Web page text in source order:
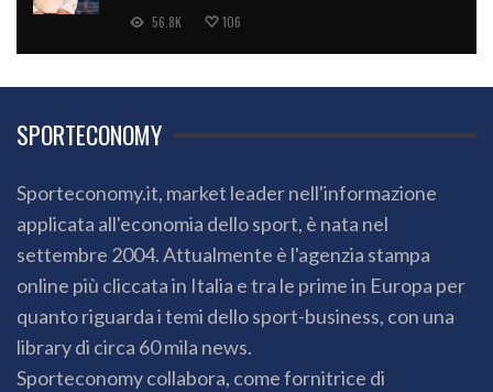
56.8K 106
SPORTECONOMY
Sporteconomy.it, market leader nell'informazione
applicata all'economia dello sport, è nata nel
settembre 2004. Attualmente è l'agenzia stampa
online più cliccata in Italia e tra le prime in Europa per
quanto riguarda i temi dello sport-business, con una
library di circa 60 mila news.
Sporteconomy collabora, come fornitrice di